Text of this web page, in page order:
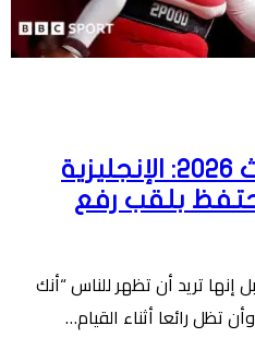
ألعاب الكومنولث 2026: الإنجليزية
بلقب رفع
إنها تريد أن تظهر للناس “أنك
تظل رائعا أثناء القيام…